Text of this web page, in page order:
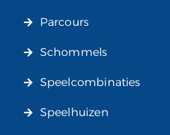
Parcours
Schommels
Speelcombinaties
Speelhuizen